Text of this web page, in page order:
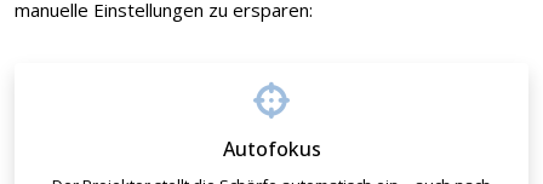
manuelle Einstellungen zu ersparen:
Autofokus